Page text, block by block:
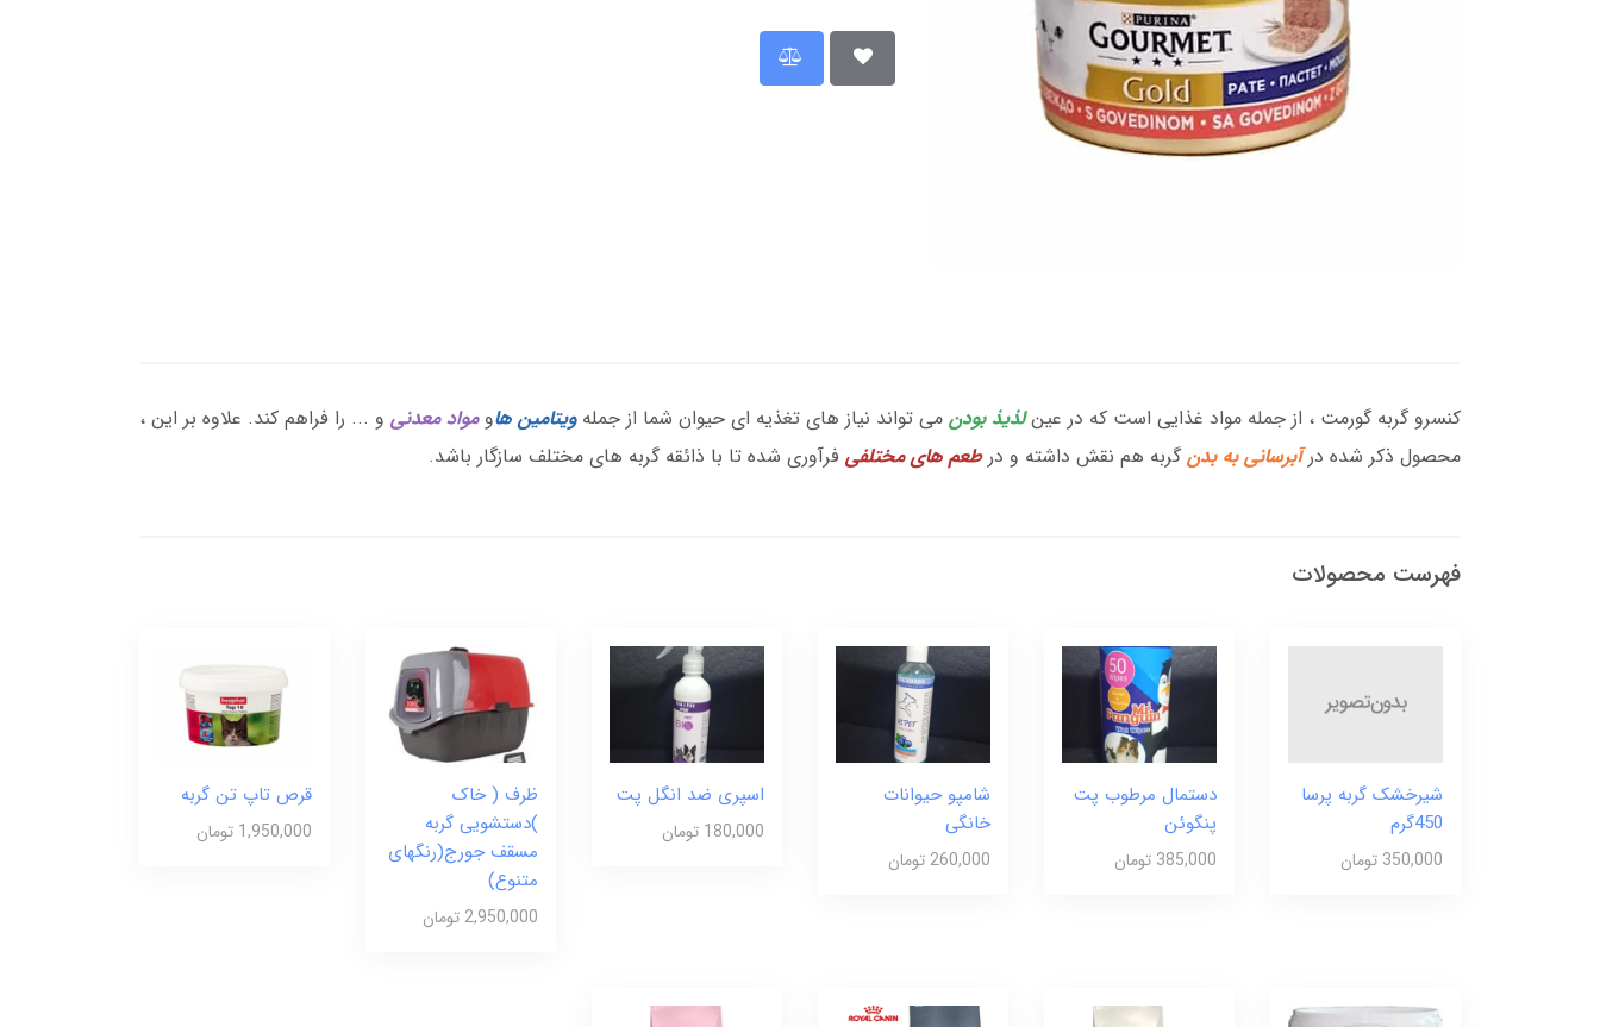
کنسرو گربه گورمت ، از جمله مواد غذایی است که در عینلذیذ بودن می تواند نیاز های تغذیه ای حیوان شما از جمله ویتامین هاومواد معدنی و ... را فراهم کند. علاوه بر این ،
محصول ذکر شده درآبرسانی به بدنگربه هم نقش داشته و درطعم های مختلفی فرآوری شده تا با ذائقه گربه های مختلف سازگار باشد.
فهرست محصولات
شیرخشک گربه پرسا
450گرم
350,000 تومان
دستمال مرطوب پت
پنگوئن
385,000 تومان
شامپو حیوانات
خانگی
260,000 تومان
اسپری ضد انگل پت
180,000 تومان
ظرف ( خاک
)دستشویی گربه
مسقف جورج(رنگهای
متنوع)
2,950,000 تومان
قرص تاپ تن گربه
1,950,000 تومان